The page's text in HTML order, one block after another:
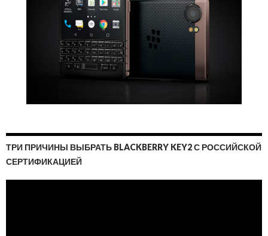
ТРИ ПРИЧИНЫ ВЫБРАТЬ BLACKBERRY KEY2 С РОССИЙСКОЙ
СЕРТИФИКАЦИЕЙ